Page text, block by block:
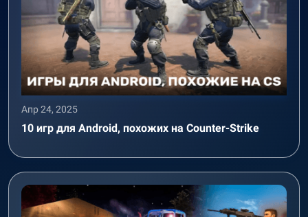
Апр 24, 2025
10 игр для Android, похожих на Counter-Strike